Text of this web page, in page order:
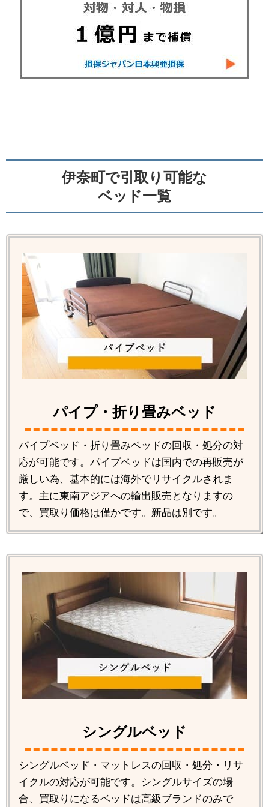
伊奈町で引取り可能な
ベッド一覧
パイプ・折り畳みベッド
パイプベッド・折り畳みベッドの回収・処分の対
応が可能です。パイプベッドは国内での再販売が
厳しい為、基本的には海外でリサイクルされま
す。主に東南アジアへの輸出販売となりますの
で、買取り価格は僅かです。新品は別です。
シングルベッド
シングルベッド・マットレスの回収・処分・リサ
イクルの対応が可能です。シングルサイズの場
合、買取りになるベッドは高級ブランドのみで